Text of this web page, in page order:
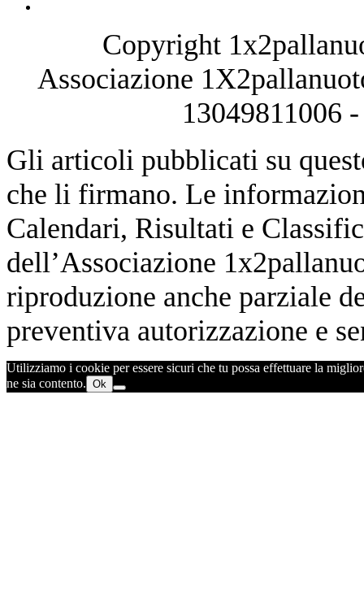
Copyright
Associazione
13049811006
Gli articoli pubblicati su
che li firmano. Le
Calendari, Risultati e
dell’Associazione
riproduzione anche parziale
preventiva autorizzazione e
Utilizziamo i cookie per essere sicuri che tu possa effettuare la
ne sia contento. Ok